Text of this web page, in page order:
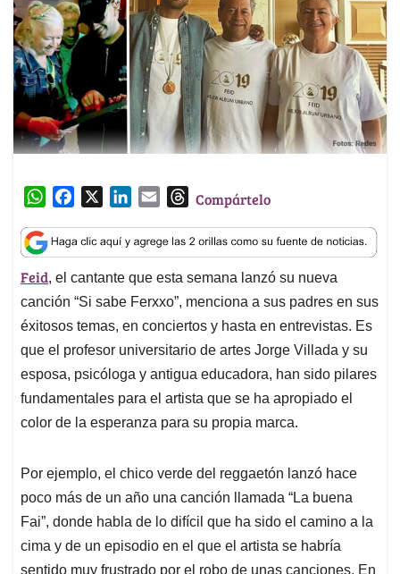
W
a
t
s
A
p
p
c
e
b
o
o
k
n
k
e
d
I
n
a
i
l
T
r
e
a
d
s
Compártelo
Feid, el cantante que esta semana lanzó su nueva
canción “Si sabe Ferxxo”, menciona a sus padres en sus
éxitosos temas, en conciertos y hasta en entrevistas. Es
que el profesor universitario de artes Jorge Villada y su
esposa, psicóloga y antigua educadora, han sido pilares
fundamentales para el artista que se ha apropiado el
color de la esperanza para su propia marca.
Por ejemplo, el chico verde del reggaetón lanzó hace
poco más de un año una canción llamada “La buena
Fai”, donde habla de lo difícil que ha sido el camino a la
cima y de un episodio en el que el artista se habría
sentido muy frustrado por el robo de unas canciones. En